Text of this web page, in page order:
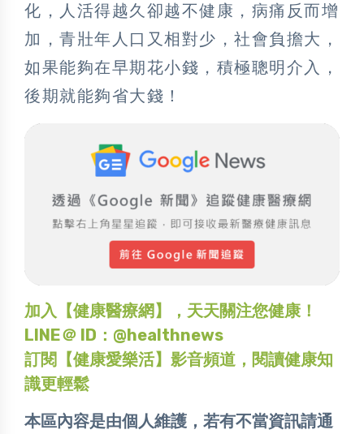
化，人活得越久卻越不健康，病痛反而增
加，青壯年人口又相對少，社會負擔大，
如果能夠在早期花小錢，積極聰明介入，
後期就能夠省大錢！
加入【健康醫療網】，天天關注您健康！
LINE＠ ID：@healthnews
訂閱【健康愛樂活】影音頻道，閱讀健康知
識更輕鬆
本區內容是由個人維護，若有不當資訊請通